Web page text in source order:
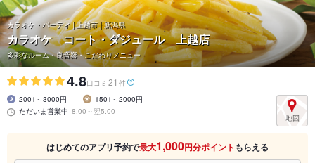
カラオケ・パーティ | 上越市 | 新潟県
カラオケ コート・ダジュール 上越店
多彩なルーム・良音響・こだわりメニュー
4.8口コミ 21 件
2001～3000円
1501～2000円
ただいま営業中 8:00～翌5:00
はじめてのアプリ予約で最大1,000円分ポイント もらえる